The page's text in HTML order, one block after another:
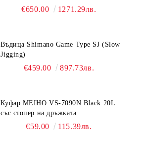
€650.00 1271.29лв.
Въдица Shimano Game Type SJ (Slow
Jigging)
€459.00 897.73лв.
Куфар MEIHO VS-7090N Black 20L
със стопер на дръжката
€59.00 115.39лв.